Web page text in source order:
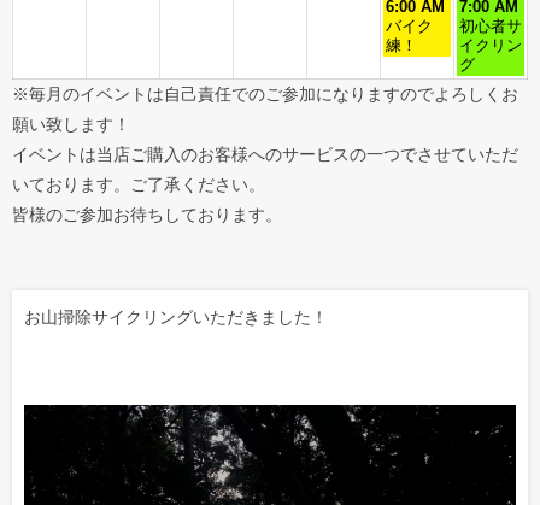
6:00 AM
バイク
練！
7:00 AM
初心者サ
イクリン
グ
※毎月のイベントは自己責任でのご参加になりますのでよろしくお
願い致します！
イベントは当店ご購入のお客様へのサービスの一つでさせていただ
いております。ご了承ください。
皆様のご参加お待ちしております。
お山掃除サイクリングいただきました！